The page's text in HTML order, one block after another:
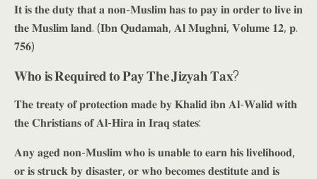
𝐈𝐭 𝐢𝐬 𝐭𝐡𝐞 𝐝𝐮𝐭𝐲 𝐭𝐡𝐚𝐭 𝐚 𝐧𝐨𝐧-𝐌𝐮𝐬𝐥𝐢𝐦 𝐡𝐚𝐬 𝐭𝐨 𝐩𝐚𝐲 𝐢𝐧 𝐨𝐫𝐝𝐞𝐫 𝐭𝐨 𝐥𝐢𝐯𝐞 𝐢𝐧
𝐭𝐡𝐞 𝐌𝐮𝐬𝐥𝐢𝐦 𝐥𝐚𝐧𝐝. (𝐈𝐛𝐧 𝐐𝐮𝐝𝐚𝐦𝐚𝐡, 𝐀𝐥 𝐌𝐮𝐠𝐡𝐧𝐢, 𝐕𝐨𝐥𝐮𝐦𝐞 𝟏𝟐, 𝐩.
𝟕𝟓𝟔)
𝐖𝐡𝐨 𝐢𝐬 𝐑𝐞𝐪𝐮𝐢𝐫𝐞𝐝 𝐭𝐨 𝐏𝐚𝐲 𝐓𝐡𝐞 𝐉𝐢𝐳𝐲𝐚𝐡 𝐓𝐚𝐱?
𝐓𝐡𝐞 𝐭𝐫𝐞𝐚𝐭𝐲 𝐨𝐟 𝐩𝐫𝐨𝐭𝐞𝐜𝐭𝐢𝐨𝐧 𝐦𝐚𝐝𝐞 𝐛𝐲 𝐊𝐡𝐚𝐥𝐢𝐝 𝐢𝐛𝐧 𝐀𝐥-𝐖𝐚𝐥𝐢𝐝 𝐰𝐢𝐭𝐡
𝐭𝐡𝐞 𝐂𝐡𝐫𝐢𝐬𝐭𝐢𝐚𝐧𝐬 𝐨𝐟 𝐀𝐥-𝐇𝐢𝐫𝐚 𝐢𝐧 𝐈𝐫𝐚𝐪 𝐬𝐭𝐚𝐭𝐞𝐬:
𝐀𝐧𝐲 𝐚𝐠𝐞𝐝 𝐧𝐨𝐧-𝐌𝐮𝐬𝐥𝐢𝐦 𝐰𝐡𝐨 𝐢𝐬 𝐮𝐧𝐚𝐛𝐥𝐞 𝐭𝐨 𝐞𝐚𝐫𝐧 𝐡𝐢𝐬 𝐥𝐢𝐯𝐞𝐥𝐢𝐡𝐨𝐨𝐝,
𝐨𝐫 𝐢𝐬 𝐬𝐭𝐫𝐮𝐜𝐤 𝐛𝐲 𝐝𝐢𝐬𝐚𝐬𝐭𝐞𝐫, 𝐨𝐫 𝐰𝐡𝐨 𝐛𝐞𝐜𝐨𝐦𝐞𝐬 𝐝𝐞𝐬𝐭𝐢𝐭𝐮𝐭𝐞 𝐚𝐧𝐝 𝐢𝐬